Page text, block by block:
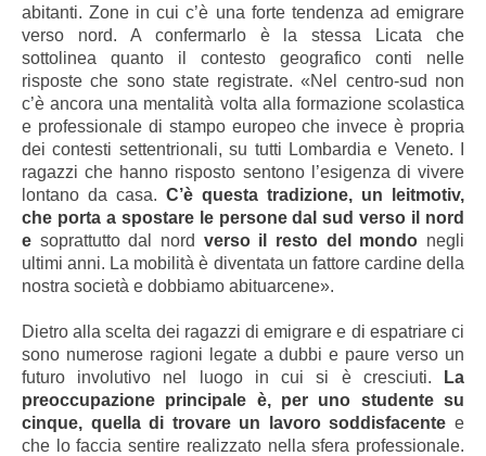
abitanti. Zone in cui c’è una forte tendenza ad emigrare
verso nord. A confermarlo è la stessa Licata che
sottolinea quanto il contesto geografico conti nelle
risposte che sono state registrate. «Nel centro-sud non
c’è ancora una mentalità volta alla formazione scolastica
e professionale di stampo europeo che invece è propria
dei contesti settentrionali, su tutti Lombardia e Veneto. I
ragazzi che hanno risposto sentono l’esigenza di vivere
lontano da casa. C’è questa tradizione, un leitmotiv,
che porta a spostare le persone dal sud verso il nord
e soprattutto dal nord verso il resto del mondo negli
ultimi anni. La mobilità è diventata un fattore cardine della
nostra società e dobbiamo abituarcene».
Dietro alla scelta dei ragazzi di emigrare e di espatriare ci
sono numerose ragioni legate a dubbi e paure verso un
futuro involutivo nel luogo in cui si è cresciuti.
La
preoccupazione principale è, per uno studente su
cinque, quella di trovare un lavoro soddisfacente e
che lo faccia sentire realizzato nella sfera professionale.